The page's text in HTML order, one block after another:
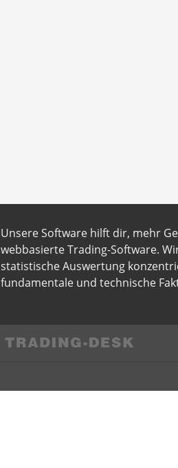
Unsere Software hilft dir, mehr
webbasierte Trading-Software.
statistische Auswertung
fundamentale und technische